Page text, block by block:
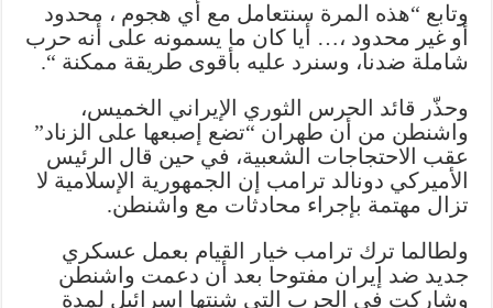
وتابع “هذه المرة سنتعامل مع أي هجوم ، محدود
أو غير محدود ،… أيا كان ما يسمونه على أنه حرب
شاملة ضدنا، وسنرد عليه بأقوى طريقة ممكنة “.
وحذّر قائد الحرس الثوري الإيراني الخميس،
واشنطن من أن طهران “تضع إصبعها على الزناد”
عقب الاحتجاجات الشعبية، في حين قال الرئيس
الأميركي دونالد ترامب إن الجمهورية الإسلامية لا
تزال مهتمة بإجراء محادثات مع واشنطن.
ولطالما ترك ترامب خيار القيام بعمل عسكري
جديد ضد إيران مفتوحا بعد أن دعمت واشنطن
وشاركت في الحرب التي شنتها إسرائيل لمدة